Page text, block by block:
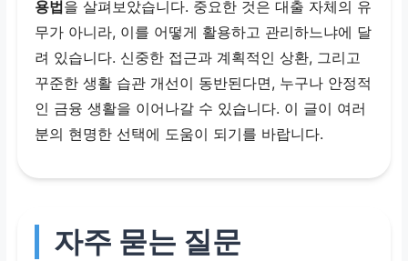
용법을 살펴보았습니다. 중요한 것은 대출 자체의 유
무가 아니라, 이를 어떻게 활용하고 관리하느냐에 달
려 있습니다. 신중한 접근과 계획적인 상환, 그리고
꾸준한 생활 습관 개선이 동반된다면, 누구나 안정적
인 금융 생활을 이어나갈 수 있습니다. 이 글이 여러
분의 현명한 선택에 도움이 되기를 바랍니다.
자주 묻는 질문